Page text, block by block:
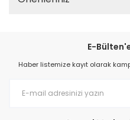
E-
Haber listemize kayıt olarak